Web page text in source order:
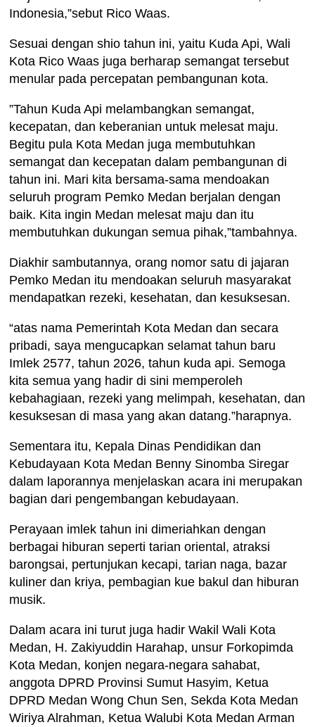
Indonesia,”sebut Rico Waas.
Sesuai dengan shio tahun ini, yaitu Kuda Api, Wali
Kota Rico Waas juga berharap semangat tersebut
menular pada percepatan pembangunan kota.
​”Tahun Kuda Api melambangkan semangat,
kecepatan, dan keberanian untuk melesat maju.
Begitu pula Kota Medan juga membutuhkan
semangat dan kecepatan dalam pembangunan di
tahun ini. Mari kita bersama-sama mendoakan
seluruh program Pemko Medan berjalan dengan
baik. Kita ingin Medan melesat maju dan itu
membutuhkan dukungan semua pihak,”tambahnya.
Diakhir sambutannya, orang nomor satu di jajaran
Pemko Medan itu mendoakan seluruh masyarakat
mendapatkan rezeki, kesehatan, dan kesuksesan.
“atas nama Pemerintah Kota Medan dan secara
pribadi, saya mengucapkan selamat tahun baru
Imlek 2577, tahun 2026, tahun kuda api. Semoga
kita semua yang hadir di sini memperoleh
kebahagiaan, rezeki yang melimpah, kesehatan, dan
kesuksesan di masa yang akan datang.”harapnya.
Sementara itu, Kepala Dinas Pendidikan dan
Kebudayaan Kota Medan Benny Sinomba Siregar
dalam laporannya menjelaskan acara ini merupakan
bagian dari pengembangan kebudayaan.
Perayaan imlek tahun ini dimeriahkan dengan
berbagai hiburan seperti tarian oriental, atraksi
barongsai, pertunjukan kecapi, tarian naga, bazar
kuliner dan kriya, pembagian kue bakul dan hiburan
musik.
Dalam acara ini turut juga hadir Wakil Wali Kota
Medan, H. Zakiyuddin Harahap, unsur Forkopimda
Kota Medan, konjen negara-negara sahabat,
anggota DPRD Provinsi Sumut Hasyim, Ketua
DPRD Medan Wong Chun Sen, Sekda Kota Medan
Wiriya Alrahman, Ketua Walubi Kota Medan Arman